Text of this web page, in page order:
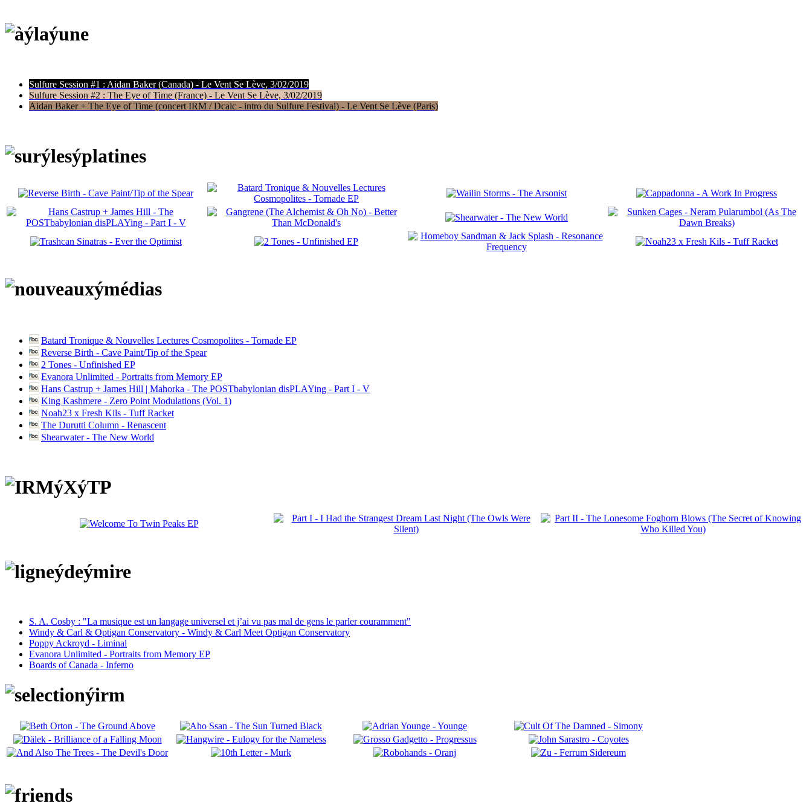
Sulfure Session #1 : Aidan Baker (Canada) - Le Vent Se Lève, 3/02/2019
Sulfure Session #2 : The Eye of Time (France) - Le Vent Se Lève, 3/02/2019
Aidan Baker + The Eye of Time (concert IRM / Dcalc - intro du Sulfure Festival) - Le Vent Se Lève (Paris)
Batard Tronique & Nouvelles Lectures Cosmopolites - Tornade EP
Reverse Birth - Cave Paint/Tip of the Spear
2 Tones - Unfinished EP
Evanora Unlimited - Portraits from Memory EP
Hans Castrup + James Hill | Mahorka - The POSTbabylonian disPLAYing - Part I - V
King Kashmere - Zero Point Modulations (Vol. 1)
Noah23 x Fresh Kils - Tuff Racket
The Durutti Column - Renascent
Shearwater - The New World
S. A. Cosby : "La musique est un langage universel et j’ai vu pas mal de gens le parler couramment"
Windy & Carl & Optigan Conservatory - Windy & Carl Meet Optigan Conservatory
Poppy Ackroyd - Liminal
Evanora Unlimited - Portraits from Memory EP
Boards of Canada - Inferno